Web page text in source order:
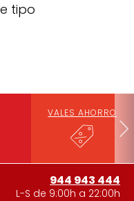
tipo
VALES AHORRO
944 943 444
L-S de 9:00h a 22:00h